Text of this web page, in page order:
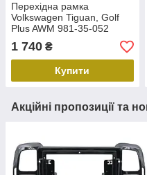
Перехідна рамка
Volkswagen Tiguan, Golf
Plus AWM 981-35-052
1 740 ₴
Купити
Акційні пропозиції та